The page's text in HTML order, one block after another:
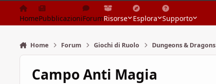
HomePubblicazioniForumRisorse Esplora Supporto
Home Forum Giochi di Ruolo Dungeons & Dragons
Campo Anti Magia